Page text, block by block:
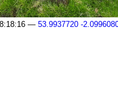
— 53.9937720 -